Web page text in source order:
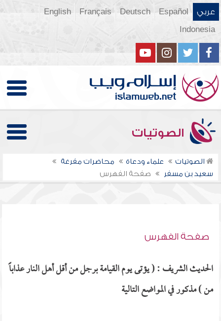
عربي Español
Deutsch
Français
English
Indonesia
الصوتيات
الصوتيات علماء ودعاة
محاضرات مفرغة
سعيد بن مسفر
صفحة الفهرس
صفحة الفهرس
الحديث الشريف : ( يؤتى يوم القيامة برجل من أقل أهل النار عذاباً
من ) مذكور في المواضع التالية